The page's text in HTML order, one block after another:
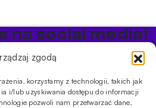
zgodą
korzystamy z technologii, takich jak
i/lub uzyskiwania dostępu do informacji
pozwoli nam przetwarzać dane,
na social media!
i nowościami w sklepie